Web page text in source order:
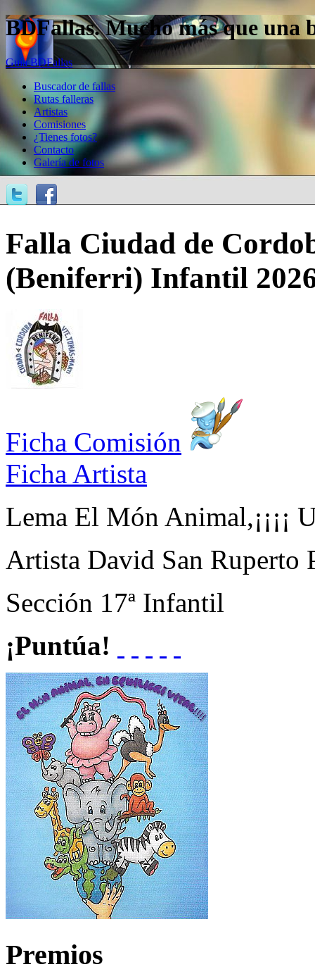
BDFallas. Mucho más que una
Guía BDFallas
Buscador de fallas
Rutas falleras
Artistas
Comisiones
¿Tienes fotos?
Contacto
Galería de fotos
Falla Ciudad de
(Beniferri) Infantil
Ficha Comisión
Ficha Artista
Lema El Món
Artista David San Ruperto
Sección 17ª Infantil
¡Puntúa!
Premios